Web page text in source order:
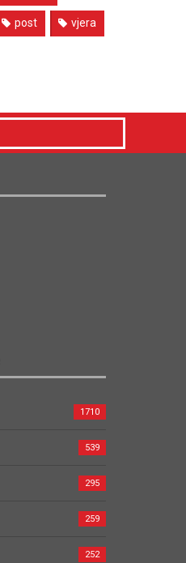
post vjera
1710
539
295
259
252